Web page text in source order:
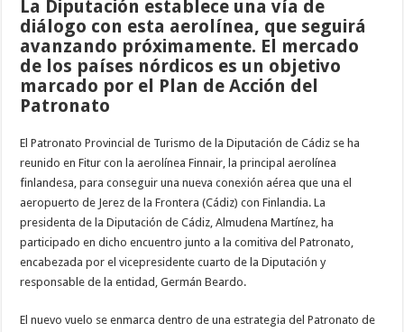
La Diputación establece una vía de
diálogo con esta aerolínea, que seguirá
avanzando próximamente. El mercado
de los países nórdicos es un objetivo
marcado por el Plan de Acción del
Patronato
El Patronato Provincial de Turismo de la Diputación de Cádiz se ha
reunido en Fitur con la aerolínea Finnair, la principal aerolínea
finlandesa, para conseguir una nueva conexión aérea que una el
aeropuerto de Jerez de la Frontera (Cádiz) con Finlandia. La
presidenta de la Diputación de Cádiz, Almudena Martínez, ha
participado en dicho encuentro junto a la comitiva del Patronato,
encabezada por el vicepresidente cuarto de la Diputación y
responsable de la entidad, Germán Beardo.
El nuevo vuelo se enmarca dentro de una estrategia del Patronato de